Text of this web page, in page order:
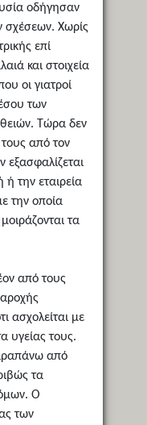
οδήγησαν
Χωρίς
επί
και στοιχεία
οι γιατροί
των
Τώρα δεν
τους από τον
ή την εταιρεία
την οποία
τα
από τους
ασχολείται με
υγείας τους.
από
τα
Ο
των